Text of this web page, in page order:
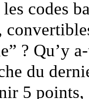
codes
? Qu’y
du
5